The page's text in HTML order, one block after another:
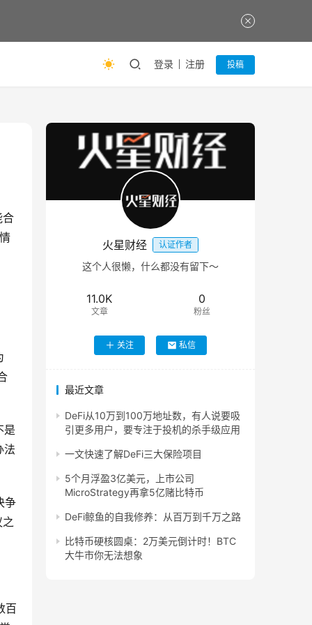
登录 注册 投稿
合
是
法
争
之
百
火星财经 认证作者
这个人很懒，什么都没有留下～
11.0K
文章
0
粉丝
关注 私信
最近文章
DeFi从10万到100万地址数，有人说要吸
引更多用户，要专注于投机的杀手级应用
一文快速了解DeFi三大保险项目
5个月浮盈3亿美元，上市公司
MicroStrategy再拿5亿赌比特币
DeFi鲸鱼的自我修养：从百万到千万之路
比特币硬核圆桌：2万美元倒计时！BTC
大牛市你无法想象